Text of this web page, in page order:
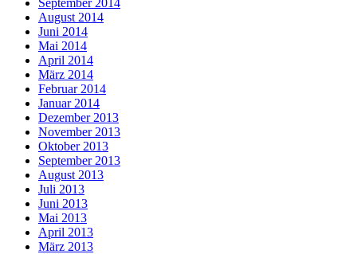
September 2014
August 2014
Juni 2014
Mai 2014
April 2014
März 2014
Februar 2014
Januar 2014
Dezember 2013
November 2013
Oktober 2013
September 2013
August 2013
Juli 2013
Juni 2013
Mai 2013
April 2013
März 2013